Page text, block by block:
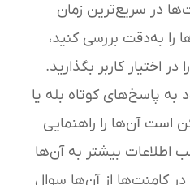
در سریع‌ترین زمان
به‌دقت بررسی کنید،
اختیار کاربر بگذارید.
به پاسخ‌های کوتاه بله یا
است آن‌ها را راهنمایی
اطلاعات بیشتر به آن‌ها
کامنت‌ها از آن‌ها سوال